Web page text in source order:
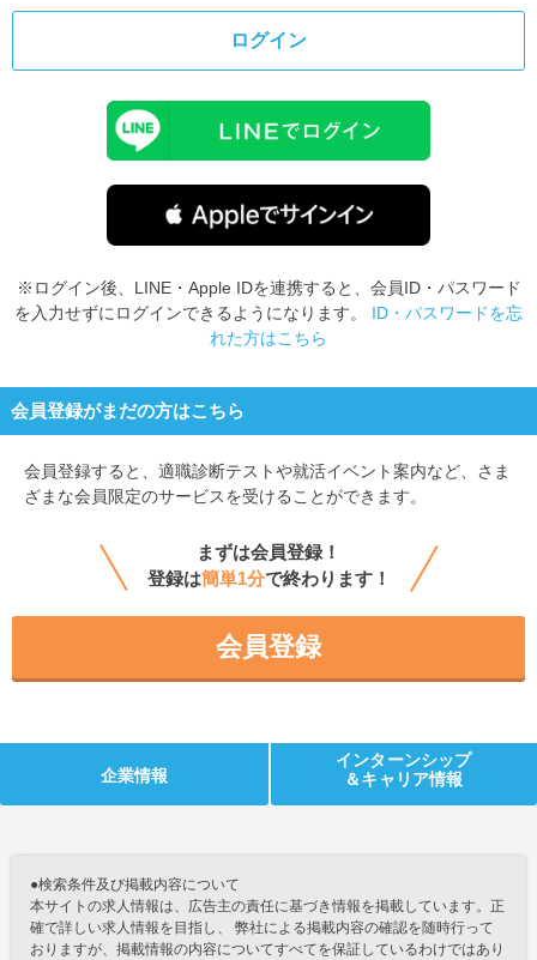
ログイン
※ログイン後、LINE・Apple IDを連携すると、会員ID・パスワード
を入力せずにログインできるようになります。 ID・パスワードを忘
れた方はこちら
会員登録がまだの方はこちら
会員登録すると、 適職診断テストや就活イベント案内など、さま
ざまな会員限定のサービスを受けることができます。
まずは会員登録！
登録は簡単1分で終わります！
会員登録
企業情報
インターンシップ
＆キャリア情報
●検索条件及び掲載内容について
本サイトの求人情報は、広告主の責任に基づき情報を掲載しています。正
確で詳しい求人情報を目指し、 弊社による掲載内容の確認を随時行って
おりますが、掲載情報の内容についてすべてを保証しているわけではあり